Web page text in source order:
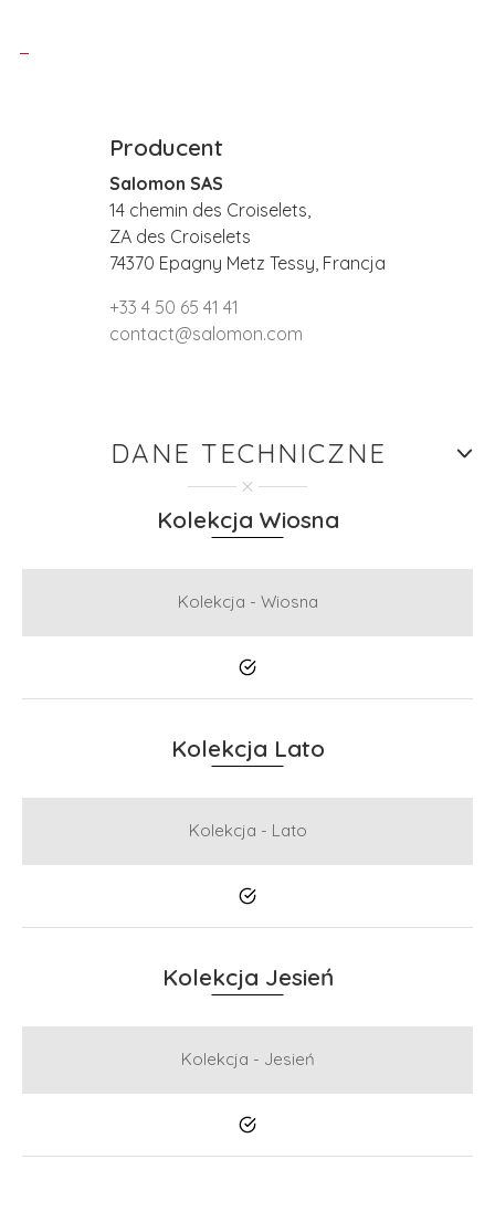
Producent
Salomon SAS
14 chemin des Croiselets,
ZA des Croiselets
74370 Epagny Metz Tessy, Francja
+33 4 50 65 41 41
contact@salomon.com
DANE TECHNICZNE
Kolekcja Wiosna
Kolekcja - Wiosna
Tak
Kolekcja Lato
Kolekcja - Lato
Tak
Kolekcja Jesień
Kolekcja - Jesień
Tak